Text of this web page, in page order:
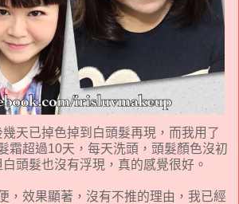
天已掉色掉到白頭髮再現，而我用了
霜超過10天，每天洗頭，頭髮顏色沒初
頭髮也沒有浮現，真的感覺很好。
，效果顯著，沒有不推的理由，我已經